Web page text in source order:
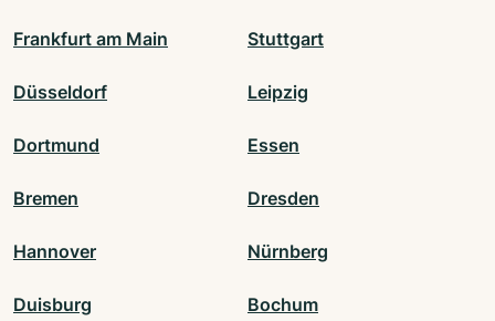
Frankfurt am Main Stuttgart
Düsseldorf Leipzig
Dortmund Essen
Bremen Dresden
Hannover Nürnberg
Duisburg Bochum